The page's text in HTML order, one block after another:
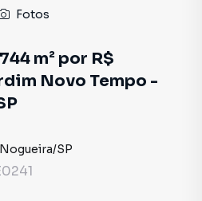
Fotos
m² por R$
Novo Tempo -
/SP